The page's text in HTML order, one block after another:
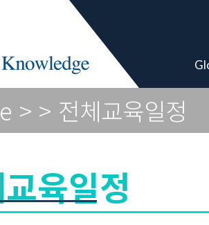
> > 전체교육일정
육일정